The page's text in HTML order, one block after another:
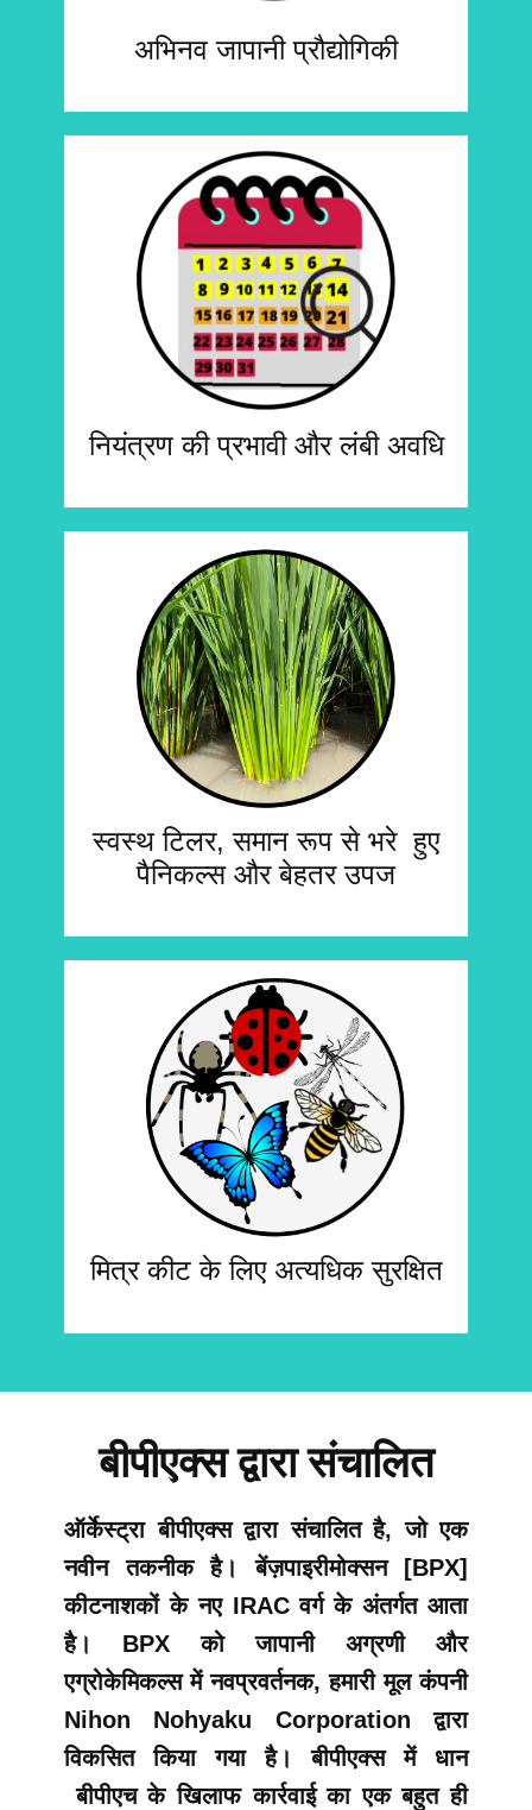
अभिनव जापानी प्रौद्योगिकी
नियंत्रण की प्रभावी और लंबी अवधि
स्वस्थ टिलर, समान रूप से भरे हुए
पैनिकल्स और बेहतर उपज
मित्र कीट के लिए अत्यधिक सुरक्षित
बीपीएक्स द्वारा संचालित
ऑर्केस्ट्रा बीपीएक्स द्वारा संचालित है, जो एक
नवीन तकनीक है। बेंज़पाइरीमोक्सन [BPX]
कीटनाशकों के नए IRAC वर्ग के अंतर्गत आता
है। BPX को जापानी अग्रणी और
एग्रोकेमिकल्स में नवप्रवर्तनक, हमारी मूल कंपनी
Nihon Nohyaku Corporation द्वारा
विकसित किया गया है। बीपीएक्स में धान
बीपीएच के खिलाफ कार्रवाई का एक बहुत ही